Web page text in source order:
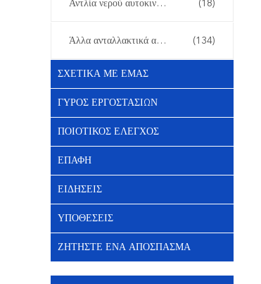
Αντλία νερού αυτοκινήτου (18)
Άλλα ανταλλακτικά αυτοκινήτων (134)
ΣΧΕΤΙΚΆ ΜΕ ΕΜΆΣ
ΓΎΡΟΣ ΕΡΓΟΣΤΑΣΊΩΝ
ΠΟΙΟΤΙΚΌΣ ΈΛΕΓΧΟΣ
ΕΠΑΦΉ
ΕΙΔΉΣΕΙΣ
ΥΠΟΘΈΣΕΙΣ
ΖΗΤΉΣΤΕ ΈΝΑ ΑΠΌΣΠΑΣΜΑ